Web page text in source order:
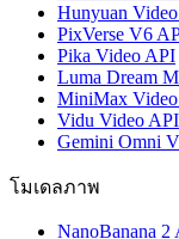
Hunyuan
PixVerse V6
Pika Video API
Luma Dream
MiniMax
Vidu Video API
Gemini Omni
โมเดลภาพ
NanoBanana 2